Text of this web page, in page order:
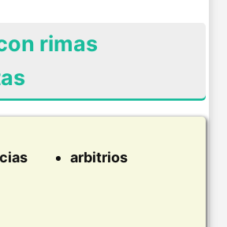
rimas
arbitrios